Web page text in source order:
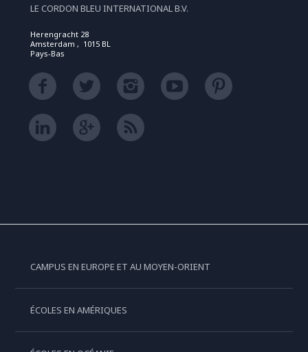
LE CORDON BLEU INTERNATIONAL B.V.
Herengracht 28
Amsterdam , 1015 BL
Pays-Bas
CAMPUS EN EUROPE ET AU MOYEN-ORIENT
ÉCOLES EN AMÉRIQUES